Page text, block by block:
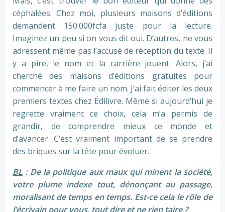
céphalées. Chez moi, plusieurs maisons d’éditions
demandent 150.000fcfa juste pour la lecture.
Imaginez un peu si on vous dit oui. D’autres, ne vous
adressent même pas l’accusé de réception du texte. Il
y a pire, le nom et la carrière jouent. Alors, j’ai
cherché des maisons d’éditions gratuites pour
commencer à me faire un nom. J’ai fait éditer les deux
premiers textes chez Édilivre. Même si aujourd’hui je
regrette vraiment ce choix, cela m’a permis de
grandir, de comprendre mieux ce monde et
d’avancer. C’est vraiment important de se prendre
des briques sur la tête pour évoluer.
BL : De la politique aux maux qui minent la société,
votre plume indexe tout, dénonçant au passage,
moralisant de temps en temps. Est-ce cela le rôle de
l’écrivain pour vous, tout dire et ne rien taire ?